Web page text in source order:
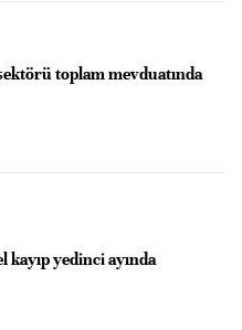
toplam mevduatında
kayıp yedinci ayında